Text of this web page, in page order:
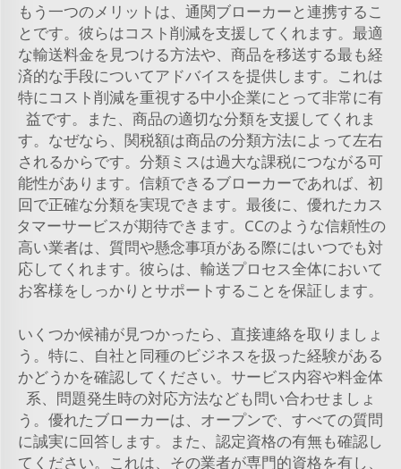
もう一つのメリットは、通関ブローカーと連携するこ
とです。彼らはコスト削減を支援してくれます。最適
な輸送料金を見つける方法や、商品を移送する最も経
済的な手段についてアドバイスを提供します。これは
特にコスト削減を重視する中小企業にとって非常に有
益です。また、商品の適切な分類を支援してくれま
す。なぜなら、関税額は商品の分類方法によって左右
されるからです。分類ミスは過大な課税につながる可
能性があります。信頼できるブローカーであれば、初
回で正確な分類を実現できます。最後に、優れたカス
タマーサービスが期待できます。CCのような信頼性の
高い業者は、質問や懸念事項がある際にはいつでも対
応してくれます。彼らは、輸送プロセス全体において
お客様をしっかりとサポートすることを保証します。
いくつか候補が見つかったら、直接連絡を取りましょ
う。特に、自社と同種のビジネスを扱った経験がある
かどうかを確認してください。サービス内容や料金体
系、問題発生時の対応方法なども問い合わせましょ
う。優れたブローカーは、オープンで、すべての質問
に誠実に回答します。また、認定資格の有無も確認し
てください。これは、その業者が専門的資格を有し、